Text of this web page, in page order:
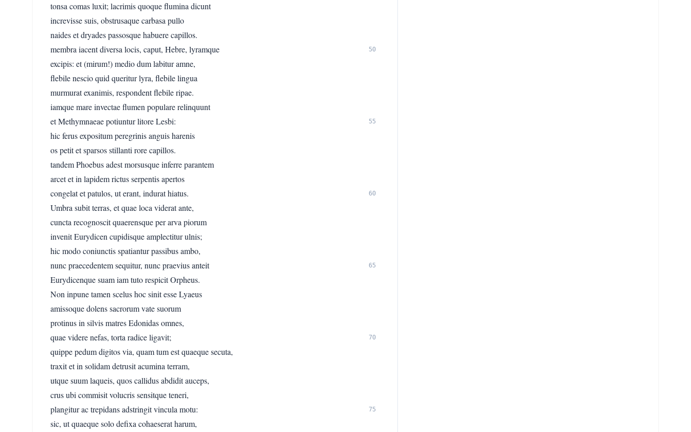
tonsa comas luxit; lacrimis quoque flumina dicunt
increvisse suis, obstrusaque carbasa pullo
naides et dryades passosque habuere capillos.
membra iacent diversa locis, caput, Hebre, lyramque
50
excipis: et (mirum!) medio dum labitur amne,
flebile nescio quid queritur lyra, flebile lingua
murmurat exanimis, respondent flebile ripae.
iamque mare invectae flumen populare relinquunt
et Methymnaeae potiuntur litore Lesbi:
55
hic ferus expositum peregrinis anguis harenis
os petit et sparsos stillanti rore capillos.
tandem Phoebus adest morsusque inferre parantem
arcet et in lapidem rictus serpentis apertos
congelat et patulos, ut erant, indurat hiatus.
60
Umbra subit terras, et quae loca viderat ante,
cuncta recognoscit quaerensque per arva piorum
invenit Eurydicen cupidisque amplectitur ulnis;
hic modo coniunctis spatiantur passibus ambo,
nunc praecedentem sequitur, nunc praevius anteit
65
Eurydicenque suam iam tuto respicit Orpheus.
Non inpune tamen scelus hoc sinit esse Lyaeus
amissoque dolens sacrorum vate suorum
protinus in silvis matres Edonidas omnes,
quae videre nefas, torta radice ligavit;
70
quippe pedum digitos via, quam tum est quaeque secuta,
traxit et in solidam detrusit acumina terram,
utque suum laqueis, quos callidus abdidit auceps,
crus ubi commisit volucris sensitque teneri,
plangitur ac trepidans adstringit vincula motu:
75
sic, ut quaeque solo defixa cohaeserat harum,